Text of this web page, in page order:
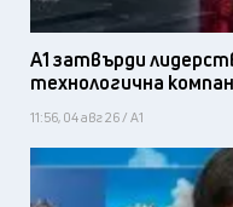
А1 затвърди
технологична
11:56, 04 авг 26 / А1